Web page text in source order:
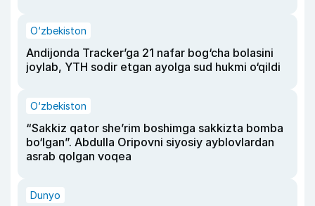
O‘zbekiston
Andijonda Tracker’ga 21 nafar bog‘cha bolasini
joylab, YTH sodir etgan ayolga sud hukmi o‘qildi
O‘zbekiston
“Sakkiz qator she’rim boshimga sakkizta bomba
bo‘lgan”. Abdulla Oripovni siyosiy ayblovlardan
asrab qolgan voqea
Dunyo